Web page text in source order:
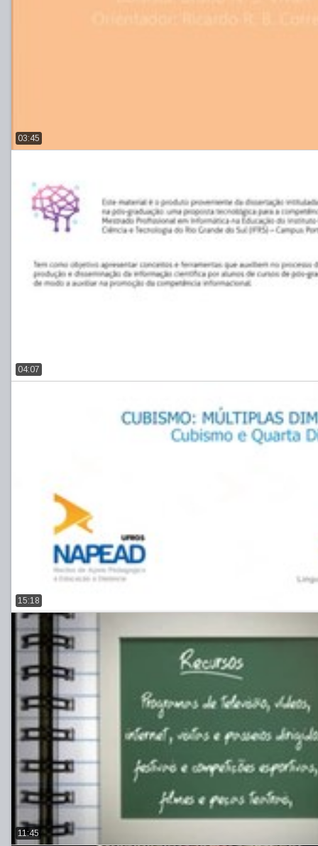
03:45
04:07
15:18
11:45